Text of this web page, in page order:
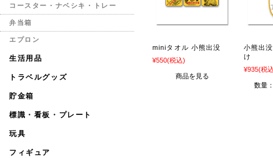
miniタオル 小熊出没
¥550(税込)
商品を見る
小熊出
け
¥935(税
数量
コースター・ナベシキ・トレー
弁当箱
エプロン
生活用品
トラベルグッズ
貯金箱
標識・看板・プレート
玩具
フィギュア